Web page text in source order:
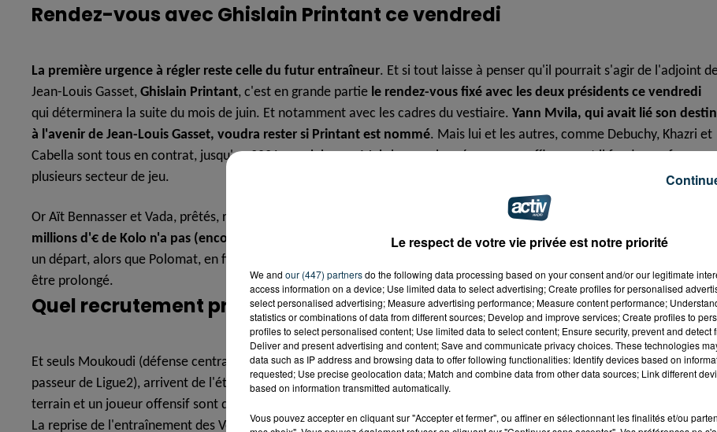
Rendez-vous avec Ghislain Printant ce vendredi
La première urgence à régler reste celle du futur entraîneur. Et si tout laisse à penser qu'il pourrait s'agir de l'adjoint
Jean-Louis Gasset, Ghislain Printant, c'est en grande partie le rendez-vous fixé avec les deux présidents ce vendredi
qui déterminera la suite du mois de juin. Et notamment avec les cadres du vestiaire. Yann Mvila, qui avait lié son destin
à l'avenir de Jean-Louis Gasset, voudra rester si Printant est nommé. Mais lui et les autres, comme Debuchy, Khazri et
Cabella sont tous en contrat, jusqu'en 2021 au minimum. Mais leur seule présence ne suffira pas et il faudra renforcer
plusieurs secteur de jeu.
Or Aït Bennasser et Vada, prêtés, retournent dans leur club et désertent le milieu de terrain.
millions d'€ de Kolo n'a pas (encore) été levée
et le joueur qui appartient aux Tigres a publié une vidéo laissant croire à
un départ, alors que Polomat, en fin de contrat, laisse un vide sur le côté gauche de la défense. Subotic ne devrait pas
être prolongé.
Quel recrutement prévoir ?
Et seuls Moukoudi (défense centrale), Llort (Latéral gauche), Sissoko (latéral droit) et Franck Honorat (co-meilleur
passeur de Ligue2), arrivent de l'étage inférieur... Un défenseur central, un arrière droit d'expérience, deux milieu de
terrain et un joueur offensif sont donc à espérer pour pouvoir aborder à la fois le championnat et la Ligue Europa...
La reprise de l'entraînement des Verts est quant à elle prévue le 1er juillet, à l'Etrat.
Le respect de votre vie privée est notre priorité
We and our (447) partnersdo the following data processing based on your consent and/or our legitimate
access information on a device; Use limited data to select advertising; Create profiles for personalised
select personalised advertising; Measure advertising performance; Measure content performance;
statistics or combinations of data from different sources; Develop and improve services; Create profiles to
profiles to select personalised content; Use limited data to select content; Ensure security, prevent and detect
Deliver and present advertising and content; Save and communicate privacy choices. These technologies
data such as IP address and browsing data to offer following functionalities: Identify devices based on
requested; Use precise geolocation data; Match and combine data from other data sources; Link different
based on information transmitted automatically.
Vous pouvez accepter en cliquant sur "Accepter et fermer", ou affiner en sélectionnant les finalités et/ou